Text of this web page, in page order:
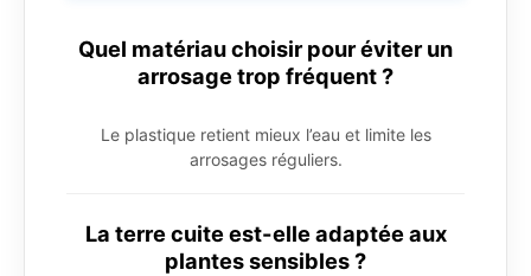
Quel matériau choisir pour éviter un
arrosage trop fréquent ?
Le plastique retient mieux l’eau et limite les
arrosages réguliers.
La terre cuite est-elle adaptée aux
plantes sensibles ?